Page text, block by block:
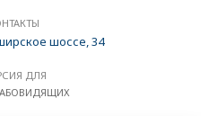
шоссе, 34
ДЛЯ